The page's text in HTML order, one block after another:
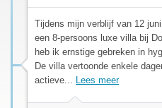
Tijdens mijn verblijf van 12
een 8-persoons luxe villa bij
heb ik ernstige gebreken in
De villa vertoonde enkele
actieve... Lees meer